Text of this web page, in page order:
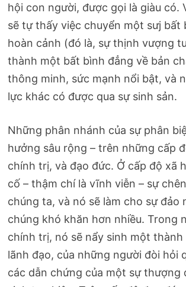
hội con người, được gọi là giàu có.
sẽ tự thấy việc chuyển một sưj bất
hoàn cảnh (đó là, sự thịnh vượng
thành một bất bình đẳng về bản
thông minh, sức mạnh nổi bật, và
lực khác có được qua sự sinh sản.
Những phân nhánh của sự phân
hưởng sâu rộng – trên những cấp
chính trị, và đạo đức. Ở cấp độ xã
cố – thậm chí là vĩnh viễn – sự
chúng ta, và nó sẽ làm cho sự đảo
chúng khó khăn hơn nhiều. Trong
chính trị, nó sẽ nẩy sinh một thành
lãnh đạo, của những người đòi hỏi
các dẫn chứng của một sự thượng